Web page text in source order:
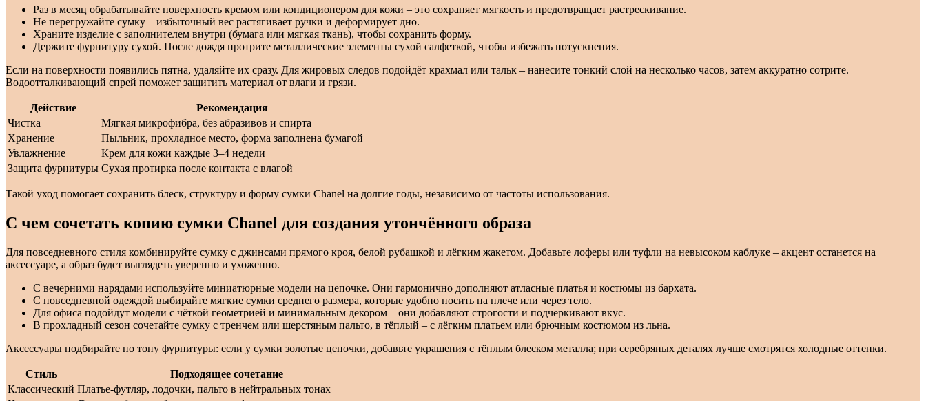
Раз в месяц обрабатывайте поверхность кремом или кондиционером для кожи – это сохраняет мягкость и предотвращает растрескивание.
Не перегружайте сумку – избыточный вес растягивает ручки и деформирует дно.
Храните изделие с заполнителем внутри (бумага или мягкая ткань), чтобы сохранить форму.
Держите фурнитуру сухой. После дождя протрите металлические элементы сухой салфеткой, чтобы избежать потускнения.
Если на поверхности появились пятна, удаляйте их сразу. Для жировых следов подойдёт крахмал или тальк – нанесите тонкий слой на несколько часов, затем аккуратно сотрите.
Водоотталкивающий спрей поможет защитить материал от влаги и грязи.
Действие
Рекомендация
Чистка
Мягкая микрофибра, без абразивов и спирта
Хранение
Пыльник, прохладное место, форма заполнена бумагой
Увлажнение
Крем для кожи каждые 3–4 недели
Защита фурнитуры Сухая протирка после контакта с влагой
Такой уход помогает сохранить блеск, структуру и форму сумки Chanel на долгие годы, независимо от частоты использования.
С чем сочетать копию сумки Chanel для создания утончённого образа
Для повседневного стиля комбинируйте сумку с джинсами прямого кроя, белой рубашкой и лёгким жакетом. Добавьте лоферы или туфли на невысоком каблуке – акцент останется на
аксессуаре, а образ будет выглядеть уверенно и ухоженно.
С вечерними нарядами используйте миниатюрные модели на цепочке. Они гармонично дополняют атласные платья и костюмы из бархата.
С повседневной одеждой выбирайте мягкие сумки среднего размера, которые удобно носить на плече или через тело.
Для офиса подойдут модели с чёткой геометрией и минимальным декором – они добавляют строгости и подчеркивают вкус.
В прохладный сезон сочетайте сумку с тренчем или шерстяным пальто, в тёплый – с лёгким платьем или брючным костюмом из льна.
Аксессуары подбирайте по тону фурнитуры: если у сумки золотые цепочки, добавьте украшения с тёплым блеском металла; при серебряных деталях лучше смотрятся холодные оттенки.
Стиль
Подходящее сочетание
Классический Платье-футляр, лодочки, пальто в нейтральных тонах